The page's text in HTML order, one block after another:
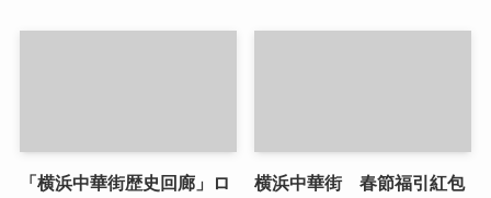
「横浜中華街歴史回廊」ロ
横浜中華街 春節福引紅包